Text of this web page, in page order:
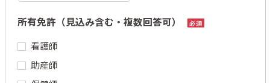
所有免許（見込み含む・複数回答可） 必須
看護師
助産師